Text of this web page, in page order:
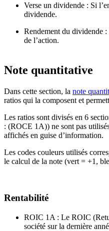
Verse un dividende : Si
dividende.
Rendement du dividende
de l’action.
Note quantitative
Dans cette section, la note
ratios qui la composent et
Les ratios sont divisés en 6
: (ROCE 1A)) ne sont pas
affichés en guise d’information.
Les codes couleurs utilisés
le calcul de la note (vert = +1,
Rentabilité
ROIC 1A : Le ROIC
société sur la dernière